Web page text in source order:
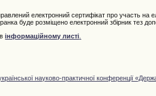
електронний сертифікат про участь на
буде розміщено електронний збірник тез
вінформаційному листі
науково-практичної конференції